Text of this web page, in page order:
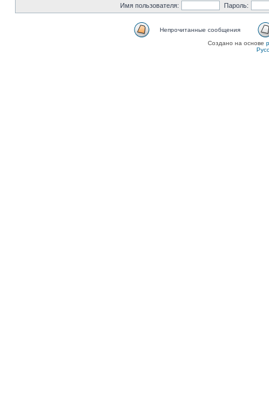
Имя пользователя: Пароль:
Непрочитанные сообщения
Создано на основе